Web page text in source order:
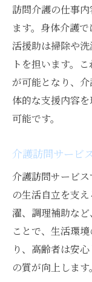
訪問介
押さえ
介護訪
やすく
訪問介
介護を支え
ト
訪問介
夫
介護訪
方法
訪問介
は
訪問介護の仕事
ます。身体介護
活援助は掃除や
トを担います。
が可能となり、
体的な支援内容
可能です。
介護訪問サービ
介護訪問サービ
の生活自立を支
濯、調理補助な
ことで、生活環
り、高齢者は安
の質が向上します。